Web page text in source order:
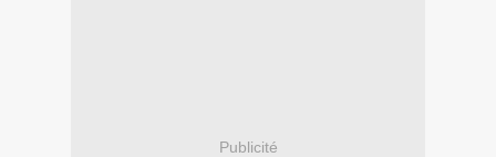
Publicité